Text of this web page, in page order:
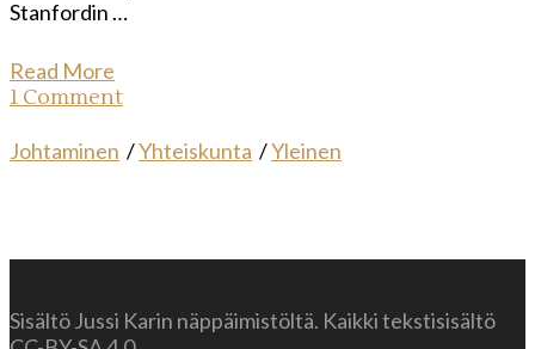
Stanfordin …
Read More
1 Comment
Johtaminen /Yhteiskunta /Yleinen
Sisältö Jussi Karin näppäimistöltä. Kaikki tekstisisältö